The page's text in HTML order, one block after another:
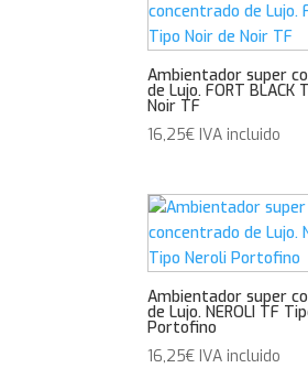
Ambientador super
de Lujo. FORT BLACK
Noir TF
16,25€ IVA incluido
Ambientador super
de Lujo. NEROLI TF
Portofino
16,25€ IVA incluido